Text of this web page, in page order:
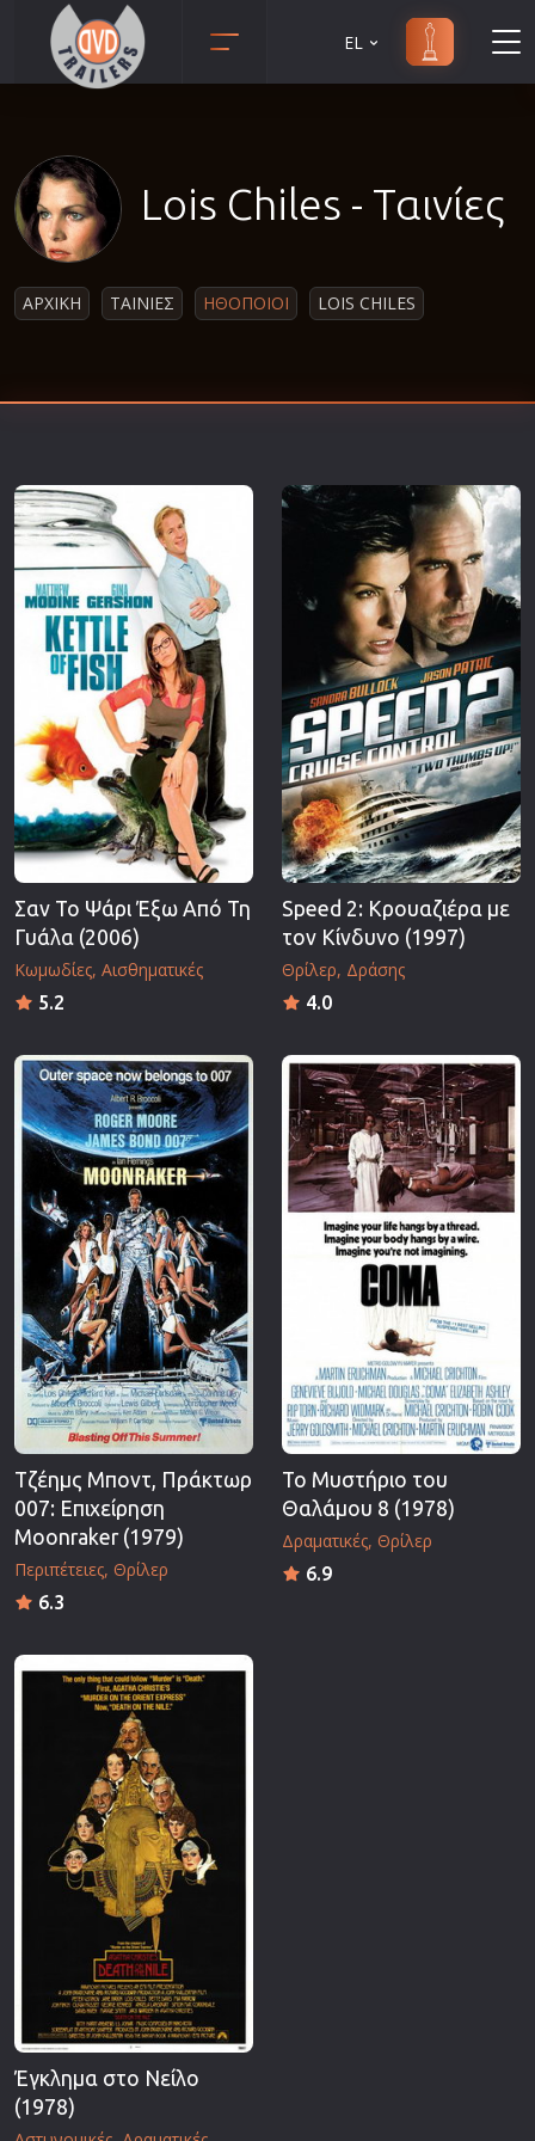
Αισθησιακές
Β' Παγκόσμιος Πόλεμος
Δραματικές
Επιβίωσης
Επιστημονικής Φαντασίας
Ευρωπαικός Κινηματογράφος
Θρησκευτικές
Ιστορικές
Καταστροφής
Κλασσικές
EL
Lois Chiles - Ταινίες
ΑΡΧΙΚΗ ΤΑΙΝΙΕΣ ΗΘΟΠΟΙΟΙ LOIS CHILES
Σαν Το Ψάρι Έξω Από Τη
Γυάλα (2006)
Κωμωδίες Αισθηματικές
5.2
Speed 2: Κρουαζιέρα με
τον Κίνδυνο (1997)
Θρίλερ Δράσης
4.0
Τζέημς Μποντ, Πράκτωρ
007: Επιχείρηση
Moonraker (1979)
Περιπέτειες Θρίλερ
6.3
Το Μυστήριο του
Θαλάμου 8 (1978)
Δραματικές Θρίλερ
6.9
Έγκλημα στο Νείλο
(1978)